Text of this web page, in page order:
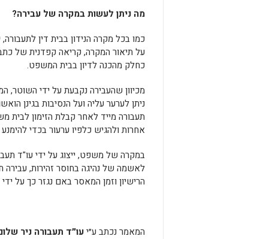
מה ניתן לעשות במקרה של עבירה?
כמו בכל מקרה הנידון בבית דין
על תיאור המקרה, קריאה קפדנית של
כחלק מהכנה לדיון בבית המשפט.
מכיוון שהעבירה נקבעת על ידי
ניתן לערער עליה ועל הנסיבות בגינן
תעבורה מייד לאחר קבלת הזימון לבית
אחרות ולהגיש כלפיו ערעור בכדי
במקרה של משפט, ייצוג על ידי עו"ד
לאשמה של נהיגה בחוסר זהירות,
הרישיון וזמן המאסר באם נגזר כך על
המאמר נכתב ע״יעו״ד תעבורה ניר שלום 077-